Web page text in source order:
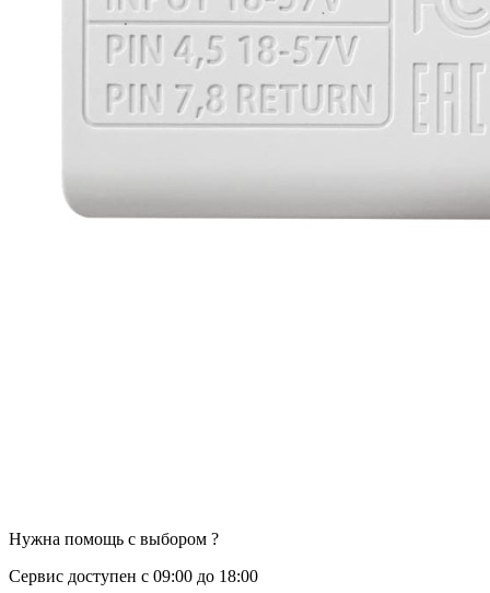
Нужна помощь с выбором ?
Сервис доступен с 09:00 до 18:00